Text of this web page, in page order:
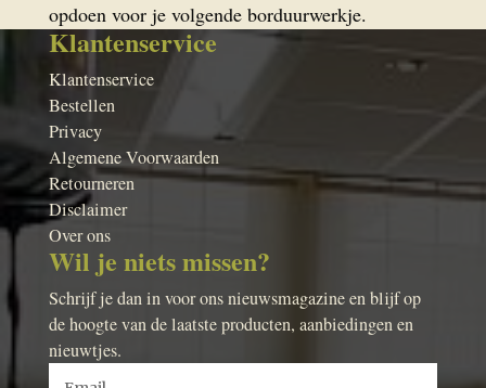
opdoen voor je volgende borduurwerkje.
Klantenservice
Klantenservice
Bestellen
Privacy
Algemene Voorwaarden
Retourneren
Disclaimer
Over ons
Wil je niets missen?
Schrijf je dan in voor ons nieuwsmagazine en blijf op
de hoogte van de laatste producten, aanbiedingen en
nieuwtjes.